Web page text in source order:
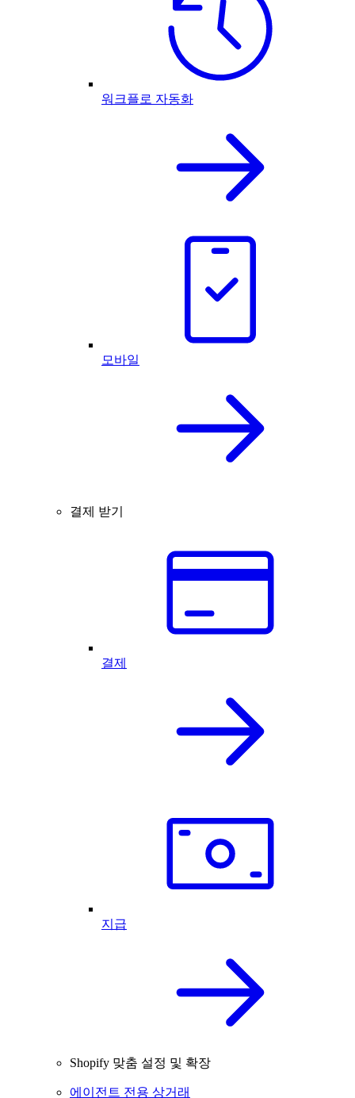
워크플로 자동화
모바일
결제 받기
결제
지급
Shopify 맞춤 설정 및 확장
에이전트 전용 상거래